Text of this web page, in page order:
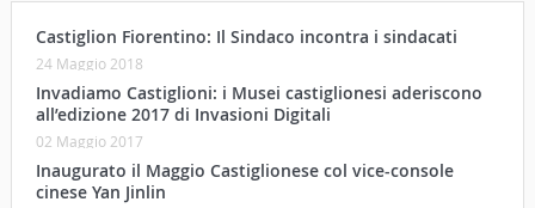
Castiglion Fiorentino: Il Sindaco incontra i sindacati
24 Maggio 2018
Invadiamo Castiglioni: i Musei castiglionesi aderiscono
all’edizione 2017 di Invasioni Digitali
02 Maggio 2017
Inaugurato il Maggio Castiglionese col vice-console
cinese Yan Jinlin